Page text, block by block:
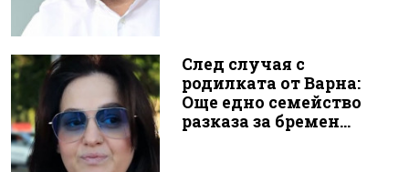
След случая с
родилката от Варна:
Още едно семейство
разказа за бремен...